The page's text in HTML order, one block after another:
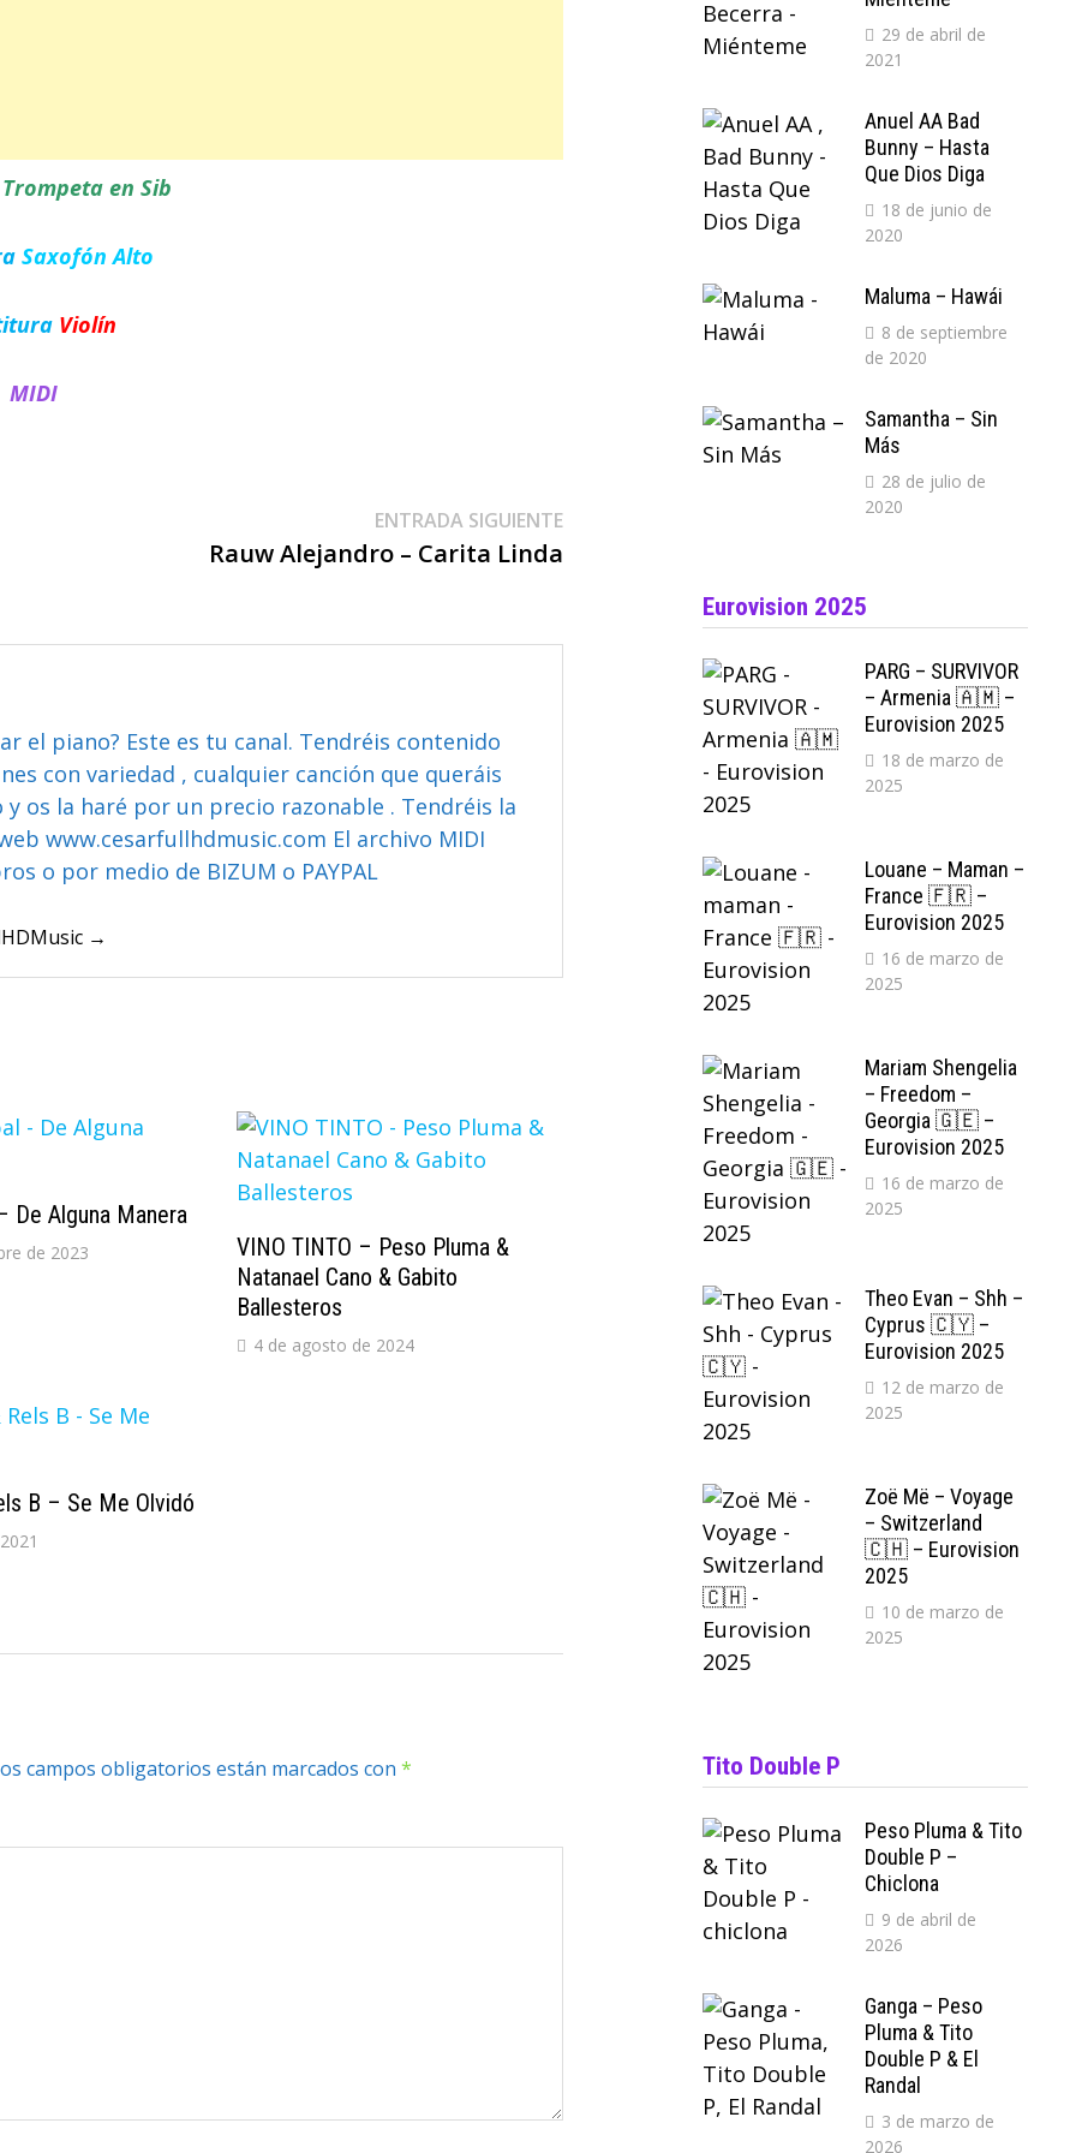
Trompeta en Sib
Saxofón Alto
Violín
MIDI
ENTRADA SIGUIENTEEntrada
Rauw Alejandro – Carita Linda
el piano? Este es tu canal. Tendréis contenido
con variedad , cualquier canción que queráis
os la haré por un precio razonable . Tendréis la
www.cesarfullhdmusic.com El archivo MIDI
o por medio de BIZUM o PAYPAL
→
De Alguna Manera
de 2023
VINO TINTO – Peso Pluma &
Natanael Cano & Gabito
Ballesteros
4 de agosto de 2024
B – Se Me Olvidó
campos obligatorios están marcados con*
29 de abril de
2021
Anuel AA Bad
Bunny – Hasta
Que Dios Diga
18 de junio de
2020
Maluma – Hawái
8 de septiembre
de 2020
Samantha – Sin
Más
28 de julio de
2020
Eurovision 2025
PARG – SURVIVOR
– Armenia 🇦🇲 –
Eurovision 2025
18 de marzo de
2025
Louane – Maman –
France 🇫🇷 –
Eurovision 2025
16 de marzo de
2025
Mariam Shengelia
– Freedom –
Georgia 🇬🇪 –
Eurovision 2025
16 de marzo de
2025
Theo Evan – Shh –
Cyprus 🇨🇾 –
Eurovision 2025
12 de marzo de
2025
Zoë Më – Voyage
– Switzerland
🇨🇭 – Eurovision
2025
10 de marzo de
2025
Tito Double P
Peso Pluma & Tito
Double P –
Chiclona
9 de abril de
2026
Ganga – Peso
Pluma & Tito
Double P & El
Randal
3 de marzo de
2026